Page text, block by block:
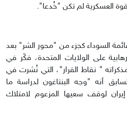
السوداء كجزء من "محور الشر" بعد
11 سبتمبر 2001 الإرهابية على الولايات المتحدة، فكّر في
" نقاط القرار"، التي نُشرت في
السابق أنه "وجه البنتاغون لدراسة ما
لوقف سعيها المزعوم لامتلاك